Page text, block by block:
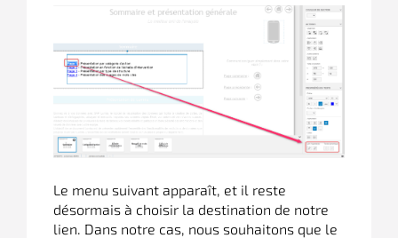
Le menu suivant apparaît, et il reste
désormais à choisir la destination de notre
lien. Dans notre cas, nous souhaitons que le